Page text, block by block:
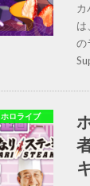
は
の
ホロライブ